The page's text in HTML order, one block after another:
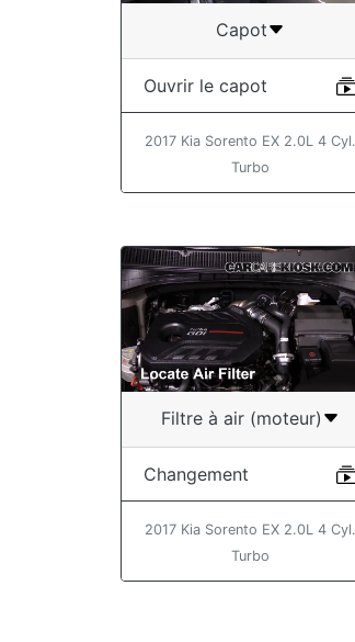
Capot
Ouvrir le capot
2017 Kia Sorento EX 2.0L 4 Cyl.
Turbo
Filtre à air (moteur)
Changement
2017 Kia Sorento EX 2.0L 4 Cyl.
Turbo